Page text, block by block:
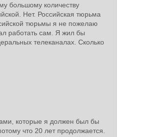
большому количеству
Нет. Российская тюрьма
тюрьмы я не пожелаю
работать сам. Я жил бы
телеканалах. Сколько
которые я должен был бы
что 20 лет продолжается.